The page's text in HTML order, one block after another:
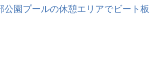
園プールの休憩エリアでビート板